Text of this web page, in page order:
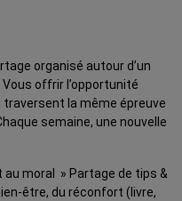
organisé autour d’un
Vous offrir l’opportunité
traversent la même épreuve
semaine, une nouvelle
au moral » Partage de tips &
être, du réconfort (livre,